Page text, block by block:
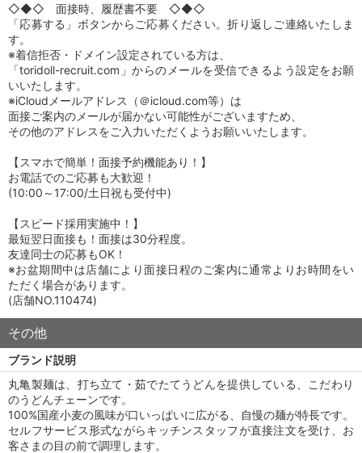
◇◆◇ 面接時、履歴書不要 ◇◆◇
「応募する」ボタンからご応募ください。折り返しご連絡いたしま
す。
※着信拒否・ドメイン設定されている方は、
「toridoll-recruit.com」からのメールを受信できるよう設定をお願
いいたします。
※iCloudメールアドレス（＠icloud.com等）は
面接ご案内のメールが届かない可能性がございますため、
その他のアドレスをご入力いただくようお願いいたします。
【スマホで簡単！面接予約機能あり！】
お電話でのご応募も大歓迎！
(10:00～17:00/土日祝も受付中)
【スピード採用実施中！】
最短翌日面接も！面接は30分程度。
友達同士の応募もOK！
※お盆期間中は店舗により面接日程のご案内に通常よりお時間をい
ただく場合があります。
(店舗NO.110474)
その他
ブランド説明
丸亀製麺は、打ち立て・茹でたてうどんを提供している、こだわり
のうどんチェーンです。
100%国産小麦の風味が口いっぱいに広がる、自慢の麺が特長です。
セルフサービス形式ながらキッチンスタッフが直接注文を受け、お
客さまの目の前で調理します。